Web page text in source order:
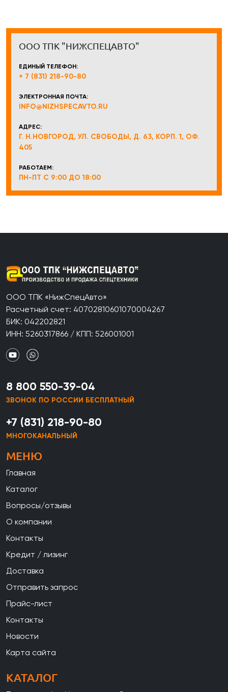
ООО ТПК "НИЖСПЕЦАВТО"
ЕДИНЫЙ ТЕЛЕФОН:
+ 7 (831) 218-90-80
ЭЛЕКТРОННАЯ ПОЧТА:
INFO@NIZHSPECAVTO.RU
АДРЕС:
Г. Н.НОВГОРОД, УЛ. СВОБОДЫ, Д. 63, КОРП. 1, ОФ.
405
РАБОТАЕМ:
ПН-ПТ С 9:00 ДО 18:00
ООО ТПК «НижСпецАвто»
Расчетный счет: 40702810601070004267
БИК: 042202821
ИНН: 5260317866 / КПП: 526001001
8 800 550-39-04
ЗВОНОК ПО РОССИИ БЕСПЛАТНЫЙ
+7 (831) 218-90-80
МНОГОКАНАЛЬНЫЙ
МЕНЮ
Главная
Каталог
Вопросы/отзывы
О компании
Контакты
Кредит / лизинг
Доставка
Отправить запрос
Прайс-лист
Контакты
Новости
Карта сайта
КАТАЛОГ